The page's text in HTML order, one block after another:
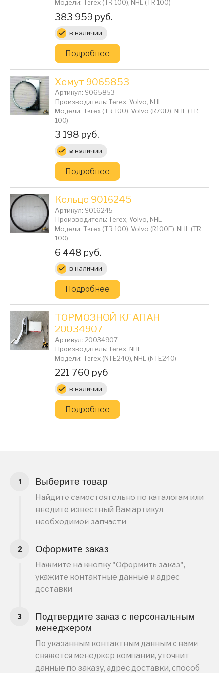
Модели: Terex (TR 100), NHL (TR 100)
Цена:
383 959 руб.
в наличии
Подробнее
Хомут 9065853
Артикул: 9065853
Производитель: Terex, Volvo, NHL
Модели: Terex (TR 100), Volvo (R70D), NHL (TR
100)
Цена:
3 198 руб.
в наличии
Подробнее
Кольцо 9016245
Артикул: 9016245
Производитель: Terex, Volvo, NHL
Модели: Terex (TR 100), Volvo (R100E), NHL (TR
100)
Цена:
6 448 руб.
в наличии
Подробнее
ТОРМОЗНОЙ КЛАПАН
20034907
Артикул: 20034907
Производитель: Terex, NHL
Модели: Terex (NTE240), NHL (NTE240)
Цена:
221 760 руб.
в наличии
Подробнее
Выберите товар
Найдите самостоятельно по каталогам или
введите известный Вам артикул
необходимой запчасти
Оформите заказ
Нажмите на кнопку "Оформить заказ",
укажите контактные данные и адрес
доставки
Подтвердите заказ с персональным
менеджером
По указанным контактным данным с вами
свяжется менеджер компании, уточнит
данные по заказу, адрес доставки, способ